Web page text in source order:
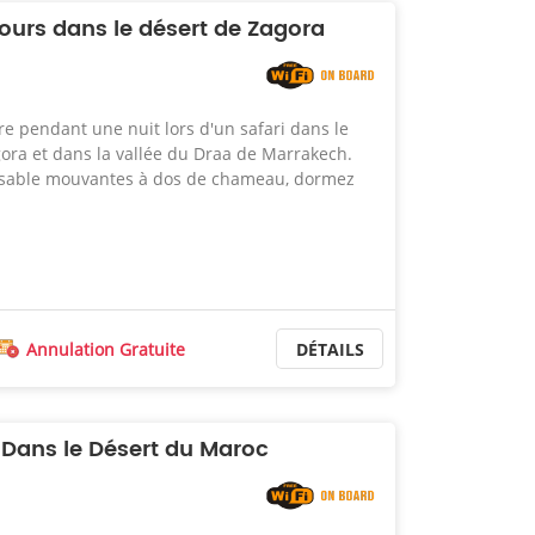
dans le désert de Zagora
pendant une nuit lors d'un safari dans le
et dans la vallée du Draa de Marrakech.
mouvantes à dos de chameau, dormez
Annulation Gratuite DÉTAILS
le Désert du Maroc